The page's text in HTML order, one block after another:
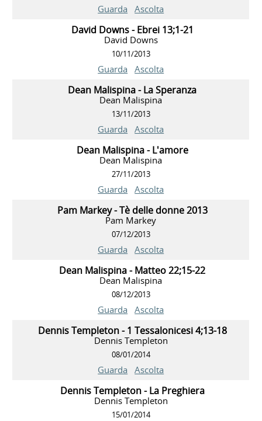
Guarda Ascolta
David Downs - Ebrei 13;1-21
David Downs
10/11/2013
Guarda Ascolta
Dean Malispina - La Speranza
Dean Malispina
13/11/2013
Guarda Ascolta
Dean Malispina - L'amore
Dean Malispina
27/11/2013
Guarda Ascolta
Pam Markey - Tè delle donne 2013
Pam Markey
07/12/2013
Guarda Ascolta
Dean Malispina - Matteo 22;15-22
Dean Malispina
08/12/2013
Guarda Ascolta
Dennis Templeton - 1 Tessalonicesi 4;13-18
Dennis Templeton
08/01/2014
Guarda Ascolta
Dennis Templeton - La Preghiera
Dennis Templeton
15/01/2014